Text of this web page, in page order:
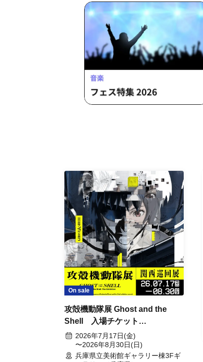
On sale
攻殻機動隊展 Ghost and the
Shell 入場チケット
(2026/7/17~8/30)
2026年7月17日(金)
〜2026年8月30日(日)
兵庫県立美術館ギャラリー棟3Fギ